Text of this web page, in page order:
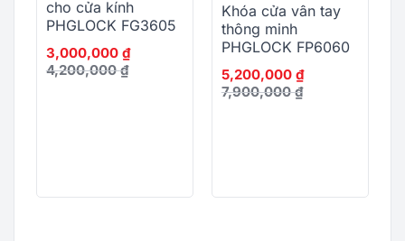
cho cửa kính
PHGLOCK FG3605
3,000,000 ₫
4,200,000₫
Khóa cửa vân tay
thông minh
PHGLOCK FP6060
5,200,000 ₫
7,900,000₫